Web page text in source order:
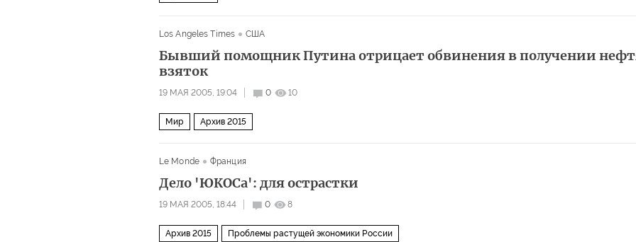
Los Angeles Times США
Бывший помощник Путина отрицает обвинения в получении
взяток
19 МАЯ 2005, 19:04 0 10
Мир Архив 2015
Le Monde Франция
Дело 'ЮКОСа': для острастки
19 МАЯ 2005, 18:44 0 8
Архив 2015 Проблемы растущей экономики России